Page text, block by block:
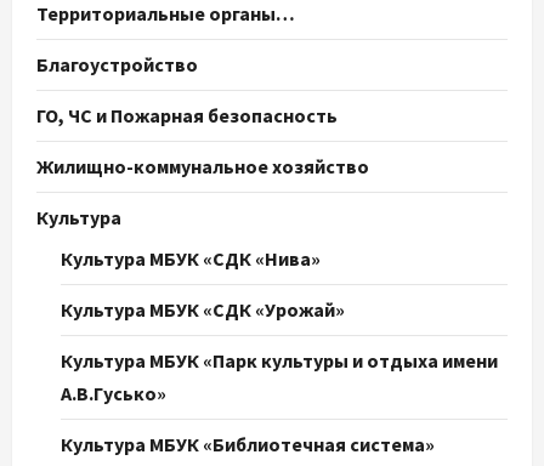
Территориальные органы…
Благоустройство
ГО, ЧС и Пожарная безопасность
Жилищно-коммунальное хозяйство
Культура
Культура МБУК «СДК «Нива»
Культура МБУК «СДК «Урожай»
Культура МБУК «Парк культуры и отдыха имени
А.В.Гусько»
Культура МБУК «Библиотечная система»